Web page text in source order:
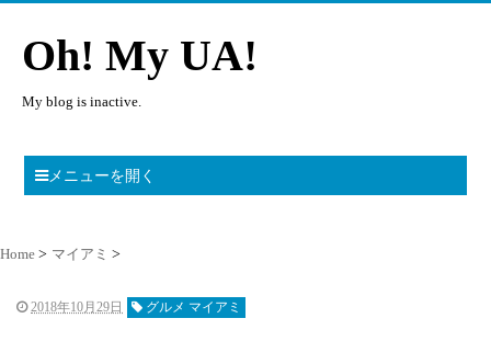
Oh! My UA!
My blog is inactive.
メニューを開く
Home マイアミ
2018年10月29日 グルメ マイアミ